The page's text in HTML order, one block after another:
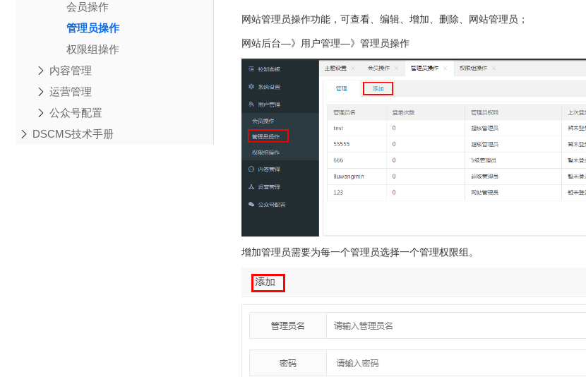
会员操作
管理员操作
权限组操作
内容管理
运营管理
公众号配置
DSCMS技术手册
网站管理员操作功能，可查看、编辑、增加、删除、网站管理员 ；
网站后台—》用户管理—》管理员操作
增加管理员需要为每一个管理员选择一个管理权限组。